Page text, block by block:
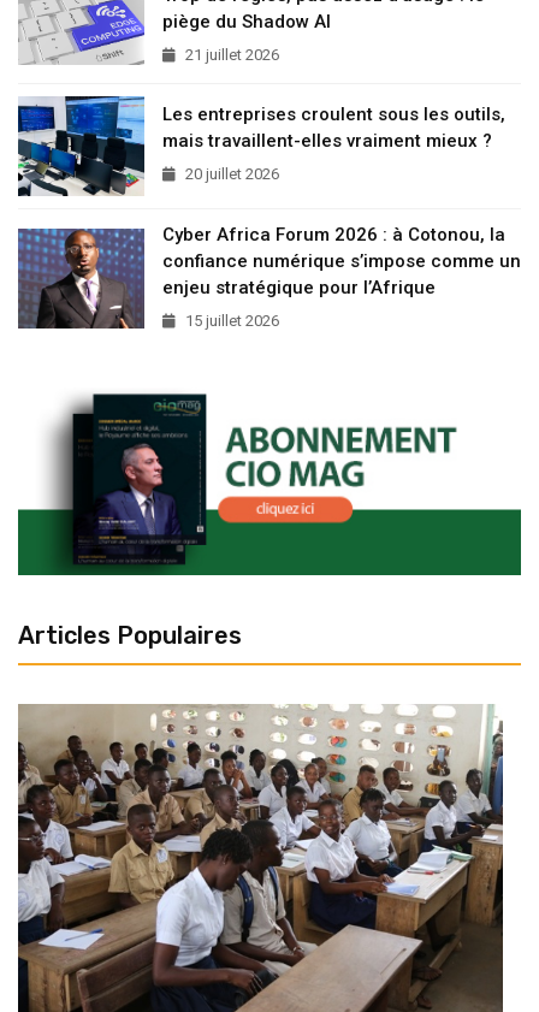
piège du Shadow AI
21 juillet 2026
Les entreprises croulent sous les outils,
mais travaillent-elles vraiment mieux ?
20 juillet 2026
Cyber Africa Forum 2026 : à Cotonou, la
confiance numérique s’impose comme un
enjeu stratégique pour l’Afrique
15 juillet 2026
Articles Populaires